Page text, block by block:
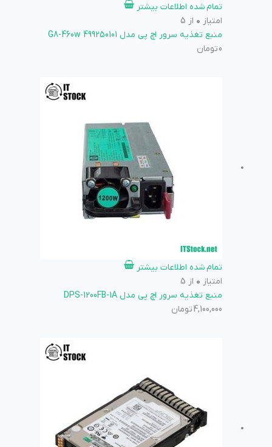
تمام شده اطلاعات بیشتر
امتیاز 0 از 5
منبع تغذیه سرور اچ پی مدل 499250101 G8-460w
0تومان
تمام شده اطلاعات بیشتر
امتیاز 0 از 5
منبع تغذیه سرور اچ پی مدل DPS-1200FB-1A
4,100,000تومان